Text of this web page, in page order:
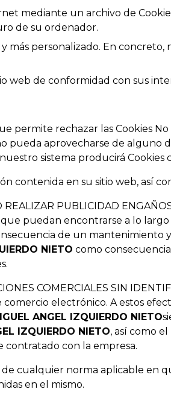
mediante un archivo de
de su ordenador.
más personalizado. En concreto,
web de conformidad con sus
permite rechazar las Cookies No
aprovecharse de alguno
sistema producirá Cookies
contenida en su sitio web, así
PUBLICIDAD
puedan encontrarse a lo
de un mantenimiento
NIETO como
COMERCIALES SIN
electrónico. A estos
ANGEL IZQUIERDO NIETO
IZQUIERDO NIETO, así como
contratado con la empresa.
cualquier norma aplicable en
en el mismo.